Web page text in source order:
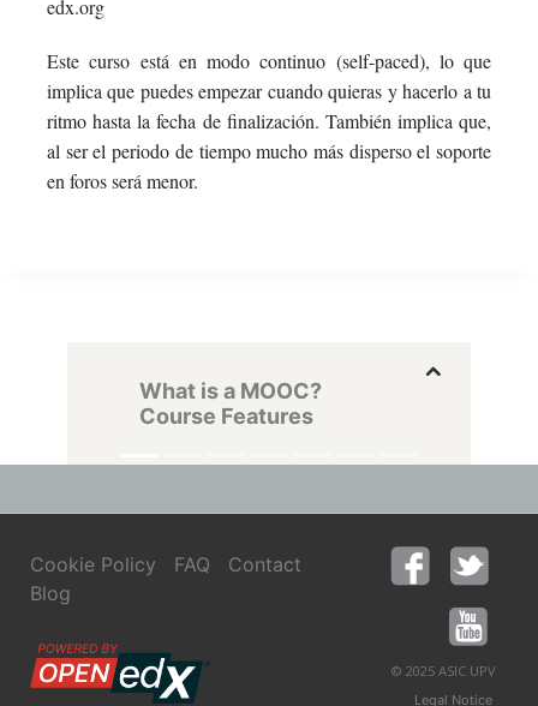
edx.org
Este curso está en modo continuo (self-paced), lo que
implica que puedes empezar cuando quieras y hacerlo a tu
ritmo hasta la fecha de finalización. También implica que,
al ser el periodo de tiempo mucho más disperso el soporte
en foros será menor.
What is a MOOC?
Course Features
Cookie Policy FAQ
Contact
Blog
© 2025 ASIC UPV
Legal Notice,